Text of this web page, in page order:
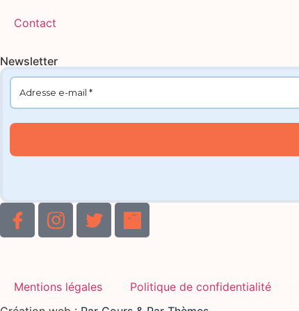
Contact
Newsletter
Mentions légales Politique de confidentialité